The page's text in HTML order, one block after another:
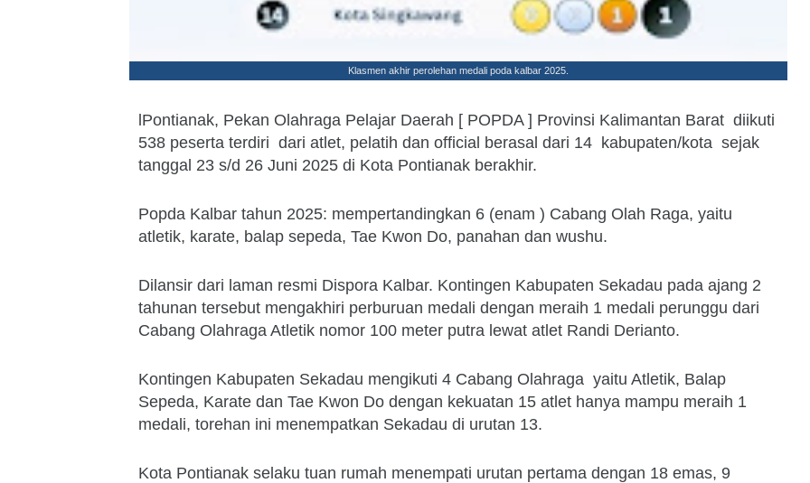
Klasmen akhir perolehan medali poda kalbar 2025.
lPontianak, Pekan Olahraga Pelajar Daerah [ POPDA ] Provinsi Kalimantan Barat diikuti
538 peserta terdiri dari atlet, pelatih dan official berasal dari 14 kabupaten/kota sejak
tanggal 23 s/d 26 Juni 2025 di Kota Pontianak berakhir.
Popda Kalbar tahun 2025: mempertandingkan 6 (enam ) Cabang Olah Raga, yaitu
atletik, karate, balap sepeda, Tae Kwon Do, panahan dan wushu.
Dilansir dari laman resmi Dispora Kalbar. Kontingen Kabupaten Sekadau pada ajang 2
tahunan tersebut mengakhiri perburuan medali dengan meraih 1 medali perunggu dari
Cabang Olahraga Atletik nomor 100 meter putra lewat atlet Randi Derianto.
Kontingen Kabupaten Sekadau mengikuti 4 Cabang Olahraga yaitu Atletik, Balap
Sepeda, Karate dan Tae Kwon Do dengan kekuatan 15 atlet hanya mampu meraih 1
medali, torehan ini menempatkan Sekadau di urutan 13.
Kota Pontianak selaku tuan rumah menempati urutan pertama dengan 18 emas, 9